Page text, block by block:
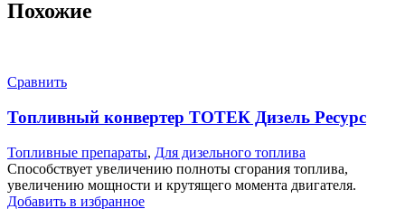
Похожие
Сравнить
Топливный конвертер ТОТЕК Дизель Ресурс
Топливные препараты, Для дизельного топлива
Способствует увеличению полноты сгорания топлива,
увеличению мощности и крутящего момента двигателя.
Добавить в избранное